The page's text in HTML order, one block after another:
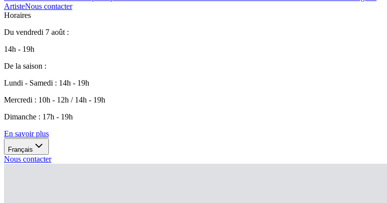
ArtisteNous contacter
Horaires
Du vendredi 7 août :
14h - 19h
De la saison :
Lundi - Samedi : 14h - 19h
Mercredi : 10h - 12h / 14h - 19h
Dimanche : 17h - 19h
En savoir plus
Français
Nous contacter